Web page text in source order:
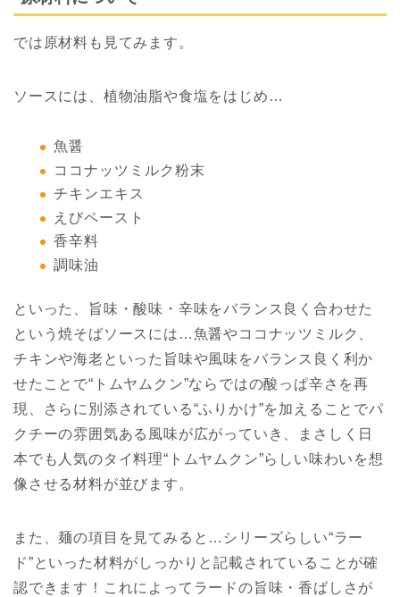
では原材料も見てみます。
ソースには、植物油脂や食塩をはじめ…
魚醤
ココナッツミルク粉末
チキンエキス
えびペースト
香辛料
調味油
といった、旨味・酸味・辛味をバランス良く合わせた
という焼そばソースには…魚醤やココナッツミルク、
チキンや海老といった旨味や風味をバランス良く利か
せたことで“トムヤムクン”ならではの酸っぱ辛さを再
現、さらに別添されている“ふりかけ”を加えることでパ
クチーの雰囲気ある風味が広がっていき、まさしく日
本でも人気のタイ料理“トムヤムクン”らしい味わいを想
像させる材料が並びます。
また、麺の項目を見てみると…シリーズらしい“ラー
ド”といった材料がしっかりと記載されていることが確
認できます！これによってラードの旨味・香ばしさが